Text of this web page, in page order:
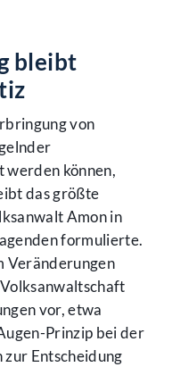
bleibt
von
können,
das größte
Amon in
formulierte.
Veränderungen
vor, etwa
Prinzip bei der
zur Entscheidung